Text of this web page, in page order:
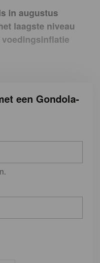
in augustus
laagste niveau
een Gondola-